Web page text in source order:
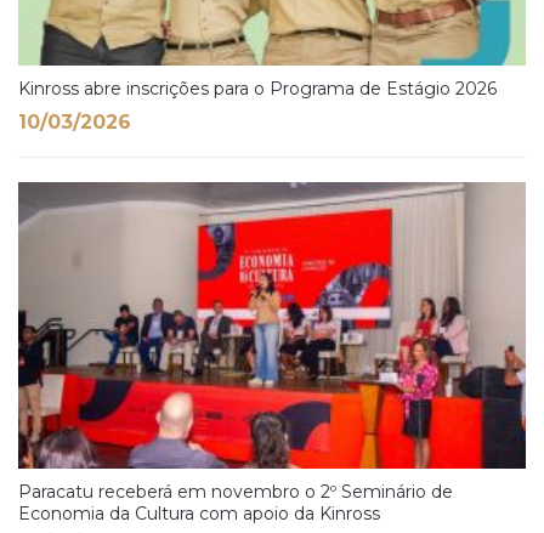
Kinross abre inscrições para o Programa de Estágio 2026
10/03/2026
Paracatu receberá em novembro o 2º Seminário de
Economia da Cultura com apoio da Kinross